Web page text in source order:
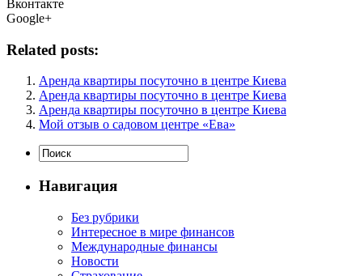
Вконтакте
Google+
Related posts:
Аренда квартиры посуточно в центре Киева
Аренда квартиры посуточно в центре Киева
Аренда квартиры посуточно в центре Киева
Мой отзыв о садовом центре «Ева»
Навигация
Без рубрики
Интересное в мире финансов
Международные финансы
Новости